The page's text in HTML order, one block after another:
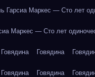
Гарсиа Маркес — Сто лет
Маркес — Сто лет
Говядина Говядина
Говядина Говядина